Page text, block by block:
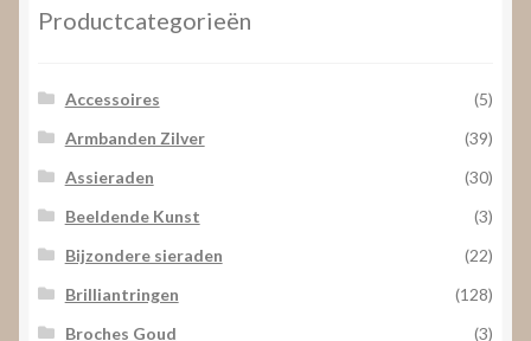
laag
Productcategorieën
Accessoires
(5)
Armbanden Zilver
(39)
Assieraden
(30)
Beeldende Kunst
(3)
Bijzondere sieraden
(22)
Brilliantringen
(128)
Broches Goud
(3)